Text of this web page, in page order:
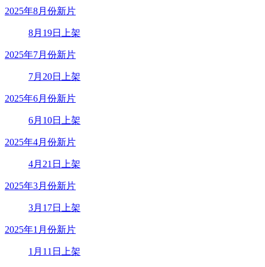
2025年8月份新片
8月19日上架
2025年7月份新片
7月20日上架
2025年6月份新片
6月10日上架
2025年4月份新片
4月21日上架
2025年3月份新片
3月17日上架
2025年1月份新片
1月11日上架